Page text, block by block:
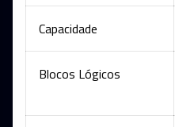
Capacidade
Blocos Lógicos